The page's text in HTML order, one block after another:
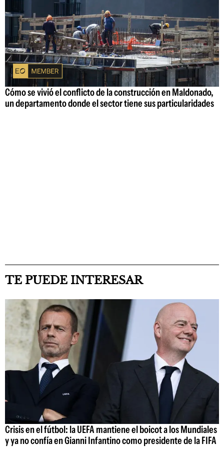
Cómo se vivió el conflicto de la construcción en Maldonado,
un departamento donde el sector tiene sus particularidades
TE PUEDE INTERESAR
Crisis en el fútbol: la UEFA mantiene el boicot a los Mundiales
y ya no confía en Gianni Infantino como presidente de la FIFA